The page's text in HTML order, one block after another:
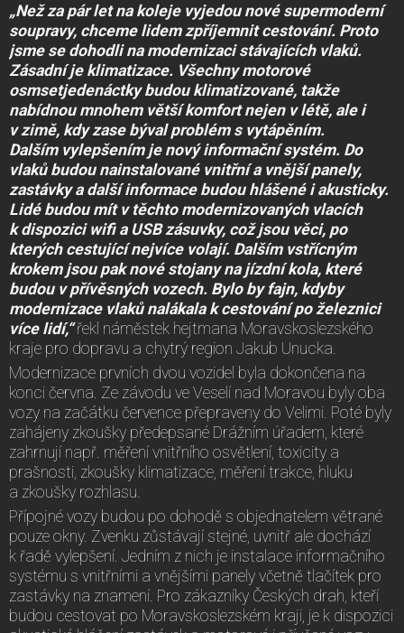
„Než za pár let na koleje vyjedou nové supermoderní
soupravy, chceme lidem zpříjemnit cestování. Proto
jsme se dohodli na modernizaci stávajících vlaků.
Zásadní je klimatizace. Všechny motorové
osmsetjedenáctky budou klimatizované, takže
nabídnou mnohem větší komfort nejen v létě, ale i
v zimě, kdy zase býval problém s vytápěním.
Dalším vylepšením je nový informační systém. Do
vlaků budou nainstalované vnitřní a vnější panely,
zastávky a další informace budou hlášené i akusticky.
Lidé budou mít v těchto modernizovaných vlacích
k dispozici wifi a USB zásuvky, což jsou věci, po
kterých cestující nejvíce volají. Dalším vstřícným
krokem jsou pak nové stojany na jízdní kola, které
budou v přívěsných vozech. Bylo by fajn, kdyby
modernizace vlaků nalákala k cestování po železnici
více lidí,“řekl náměstek hejtmana Moravskoslezského
kraje pro dopravu a chytrý region Jakub Unucka.
Modernizace prvních dvou vozidel byla dokončena na
konci června. Ze závodu ve Veselí nad Moravou byly oba
vozy na začátku července přepraveny do Velimi. Poté byly
zahájeny zkoušky předepsané Drážním úřadem, které
zahrnují např. měření vnitřního osvětlení, toxicity a
prašnosti, zkoušky klimatizace, měření trakce, hluku
a zkoušky rozhlasu.
Přípojné vozy budou po dohodě s objednatelem větrané
pouze okny. Zvenku zůstávají stejné, uvnitř ale dochází
k řadě vylepšení. Jedním z nich je instalace informačního
systému s vnitřními a vnějšími panely včetně tlačítek pro
zastávky na znamení. Pro zákazníky Českých drah, kteří
budou cestovat po Moravskoslezském kraji, je k dispozici